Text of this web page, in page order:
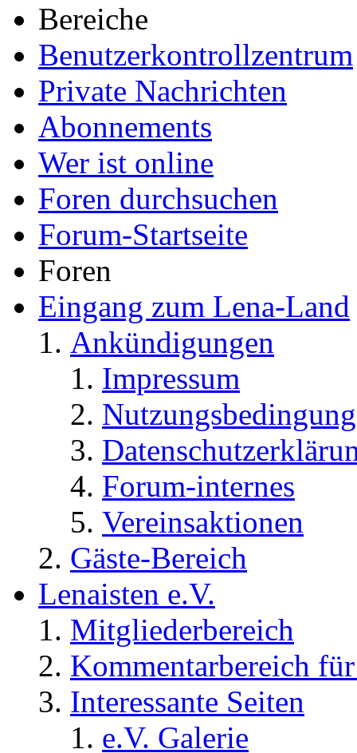
Bereiche
Benutzerkontrollzentrum
Private Nachrichten
Abonnements
Wer ist online
Foren durchsuchen
Forum-Startseite
Foren
Eingang zum Lena-Land
Ankündigungen
Impressum
Forum-internes
Vereinsaktionen
Gäste-Bereich
Lenaisten e.V.
Mitgliederbereich
Kommentarbereich
Interessante Seiten
e.V. Galerie